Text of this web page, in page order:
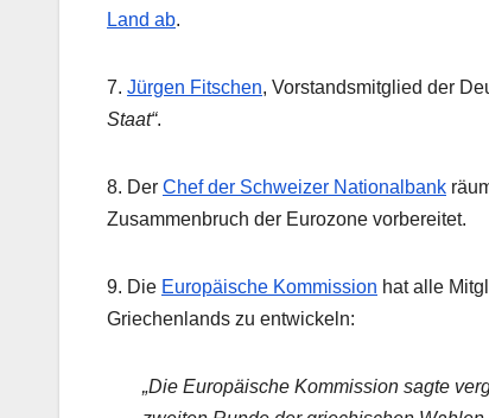
Land ab.
7. Jürgen Fitschen, Vorstandsmitglied der
Staat“.
8. Der Chef der Schweizer Nationalbank
Zusammenbruch der Eurozone vorbereitet.
9. Die Europäische Kommission hat alle
Griechenlands zu entwickeln:
„Die Europäische Kommission sagte